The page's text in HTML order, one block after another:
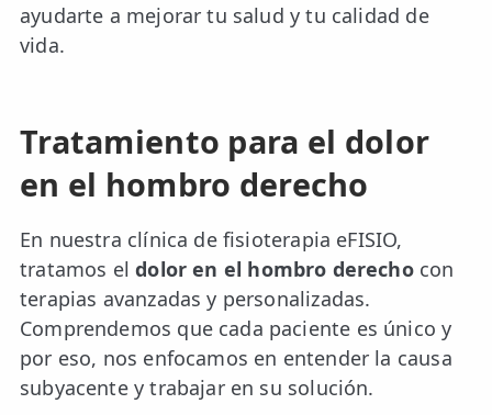
ayudarte a mejorar tu salud y tu calidad de
vida.
Tratamiento para el dolor
en el hombro derecho
En nuestra clínica de fisioterapia eFISIO,
tratamos eldolor en el hombro derechocon
terapias avanzadas y personalizadas.
Comprendemos que cada paciente es único y
por eso, nos enfocamos en entender la causa
subyacente y trabajar en su solución.